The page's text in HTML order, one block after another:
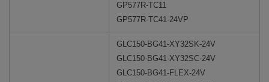
GP577R-TC11
GP577R-TC41-24VP
GLC150-BG41-XY32SK-24V
GLC150-BG41-XY32SC-24V
GLC150-BG41-FLEX-24V